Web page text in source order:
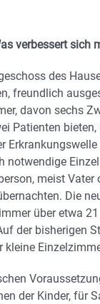
verbessert sich
des
freundlich
davon sechs
Patienten
notwendige
meist
Die
über etwa
der bisherigen
der Kinder, für